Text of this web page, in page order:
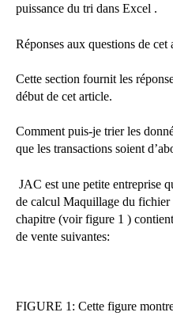
puissance du tri dans Excel .
Réponses aux questions de cet
Cette section fournit les
début de cet article.
Comment puis-je trier les
que les transactions soient
JAC est une petite entreprise
de calcul Maquillage du fichier
chapitre (voir figure 1 )
de vente suivantes:
FIGURE 1: Cette figure